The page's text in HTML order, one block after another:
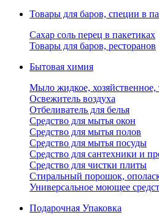
Товары для баров, специи в
Сахар соль перец в пакетиках
Товары для баров, ресторанов
Бытовая химия
Мыло жидкое, хозяйственное,
Освежитель воздуха
Отбеливатель для белья
Средство для мытья окон
Средство для мытья полов
Средство для мытья посуды
Средство для сантехники и
Средство для чистки плиты
Стиральный порошок,
Универсальное моющее
Подарочная Упаковка